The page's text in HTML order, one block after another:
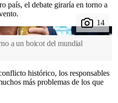
país, el debate giraría en torno a
a un boicot del mundial
histórico, los responsables
más problemas de los que